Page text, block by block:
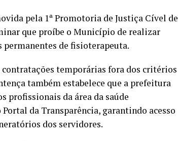
pela 1ª Promotoria de Justiça Cível de
que proíbe o Município de realizar
de fisioterapeuta.
temporárias fora dos critérios
também estabelece que a prefeitura
profissionais da área da saúde
da Transparência, garantindo acesso
dos servidores.